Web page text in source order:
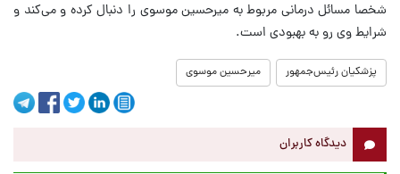
شخصا مسائل درمانی مربوط به میرحسین موسوی را دنبال کرده و می‌کند و
شرایط وی رو به بهبودی است.
پزشکیان رئیس‌جمهور میرحسین موسوی
دیدگاه کاربران